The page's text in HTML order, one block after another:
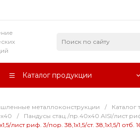
Каталог продукции
металлоконструкции / Каталог
/ Пандусы стац./пр.40х40 AISI/лист
лист риф. 3/пор. 38,1х1,5/ст. 38,1х1,5/1 отб.